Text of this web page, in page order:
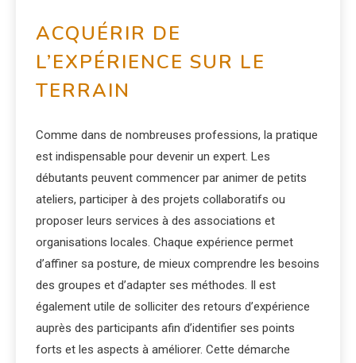
ACQUÉRIR DE
L’EXPÉRIENCE SUR LE
TERRAIN
Comme dans de nombreuses professions, la pratique
est indispensable pour devenir un expert. Les
débutants peuvent commencer par animer de petits
ateliers, participer à des projets collaboratifs ou
proposer leurs services à des associations et
organisations locales. Chaque expérience permet
d’affiner sa posture, de mieux comprendre les besoins
des groupes et d’adapter ses méthodes. Il est
également utile de solliciter des retours d’expérience
auprès des participants afin d’identifier ses points
forts et les aspects à améliorer. Cette démarche